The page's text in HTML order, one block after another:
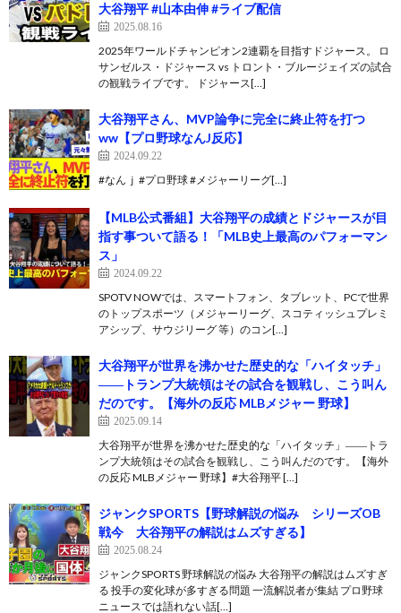
大谷翔平 #山本由伸 #ライブ配信
2025.08.16
2025年ワールドチャンピオン2連覇を目指すドジャース。 ロ
サンゼルス・ドジャース vs トロント・ブルージェイズの試合
の観戦ライブです。 ドジャース[…]
大谷翔平さん、MVP論争に完全に終止符を打つ
ww【プロ野球なんJ反応】
2024.09.22
#なんｊ #プロ野球 #メジャーリーグ[…]
【MLB公式番組】大谷翔平の成績とドジャースが目
指す事ついて語る！「MLB史上最高のパフォーマン
ス」
2024.09.22
SPOTV NOWでは、スマートフォン、タブレット、PCで世界
のトップスポーツ（メジャーリーグ、スコティッシュプレミ
アシップ、サウジリーグ 等）のコン[…]
大谷翔平が世界を沸かせた歴史的な「ハイタッチ」
――トランプ大統領はその試合を観戦し、こう叫ん
だのです。【海外の反応 MLBメジャー 野球】
2025.09.14
大谷翔平が世界を沸かせた歴史的な「ハイタッチ」――トラ
ンプ大統領はその試合を観戦し、こう叫んだのです。【海外
の反応 MLBメジャー 野球】#大谷翔平 […]
ジャンクSPORTS【野球解説の悩み シリーズOB
戦今 大谷翔平の解説はムズすぎる】
2025.08.24
ジャンクSPORTS 野球解説の悩み 大谷翔平の解説はムズすぎ
る 投手の変化球が多すぎる問題 一流解説者が集結 プロ野球
ニュースでは語れない話[…]